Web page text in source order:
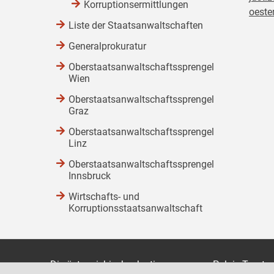
Korruptionsermittlungen
Liste der Staatsanwaltschaften
Generalprokuratur
Oberstaatsanwaltschaftssprengel
Wien
Oberstaatsanwaltschaftssprengel
Graz
Oberstaatsanwaltschaftssprengel
Linz
Oberstaatsanwaltschaftssprengel
Innsbruck
Wirtschafts- und
Korruptionsstaatsanwaltschaft
Die österreichische Justiz Palais